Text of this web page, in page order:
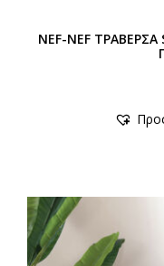
NEF-NEF ΤΡΑΒΕΡΣΑ